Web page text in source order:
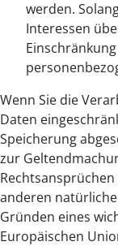
werden.
Interessen
Wenn Sie die
Daten
Speicherung
zur
anderen
Gründen eines
Europäischen